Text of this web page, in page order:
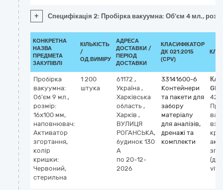
+ Специфікація 2: Пробірка вакуумна: Об'єм 4 мл.,
КОНКРЕТНА
НАЗВА
ПРЕДМЕТА
ЗАКУПІВЛІ
КІЛЬКІСТЬ
/
ОД.ВИМІРУ
АДРЕСА
ДОСТАВКИ /
ПЕРІОД
ДОСТАВКИ
КЛАСИФІКАТОР
ДК 021:2015
(CPV)
Пробірка
вакуумна:
Об'єм 9 мл.,
розмір:
16х100 мм,
наповнювач:
Активатор
згортання,
колір
кришки:
Червоний,
стерильна
1 200
штука
61172 ,
Україна ,
Харківська
область ,
Харків ,
ВУЛИЦЯ
РОГАНСЬКА,
будинок 130
А
по 20-12-
2026
33141600-6
Контейнери
та пакети для
забору
матеріалу
для аналізів,
дренажі та
комплекти